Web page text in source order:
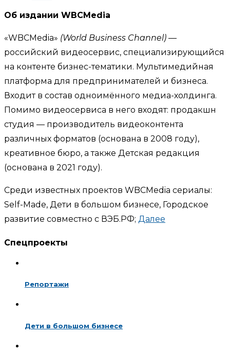
Об издании WBCMedia
«WBCMedia» (World Business Channel) —
российский видеосервис, специализирующийся
на контенте бизнес-тематики. Мультимедийная
платформа для предпринимателей и бизнеса.
Входит в состав одноимённого медиа-холдинга.
Помимо видеосервиса в него входят: продакшн
студия — производитель видеоконтента
различных форматов (основана в 2008 году),
креативное бюро, а также Детская редакция
(основана в 2021 году).
Среди известных проектов WBCMedia сериалы:
Self-Made, Дети в большом бизнесе, Городское
развитие совместно с ВЭБ.РФ; Далее
Спецпроекты
Репортажи
Дети в большом бизнесе